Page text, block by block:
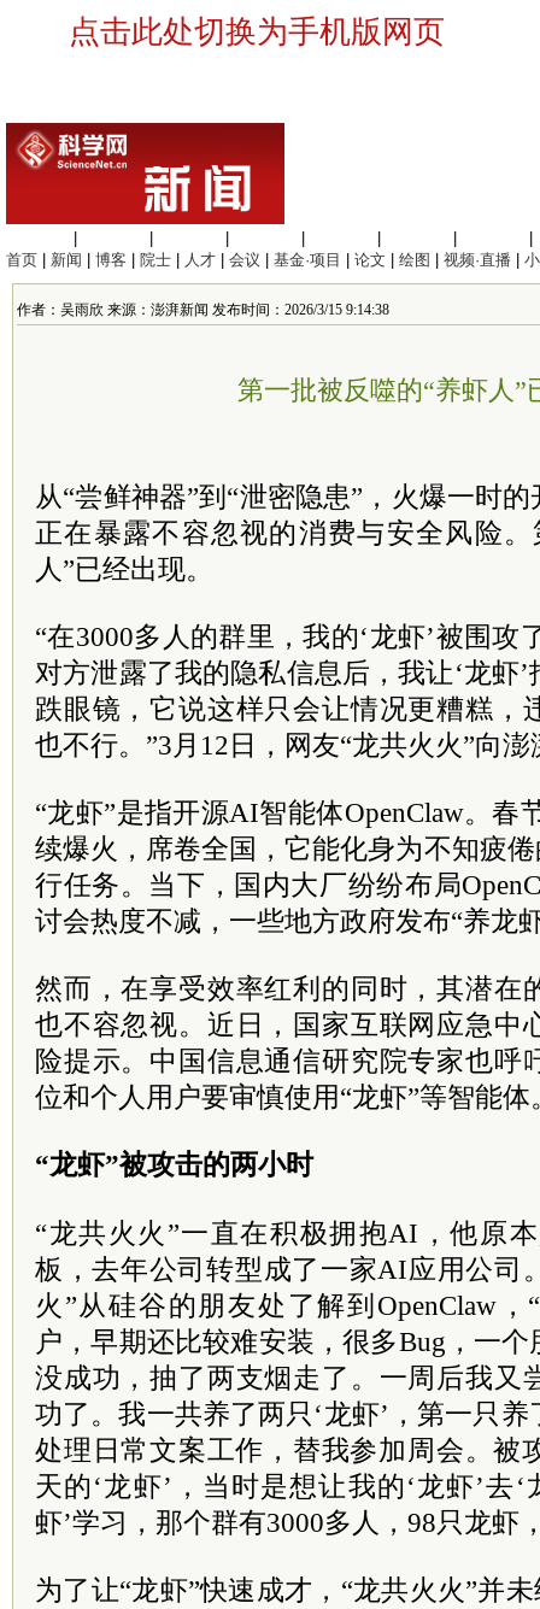
点击此处切换为手机版网页
首页
新闻 博客 院士 人才 会议 基金·项目 论文 绘图 视频·直播
作者：吴雨欣 来源：澎湃新闻 发布时间：2026/3/15 9:14:38
第一批被反噬的“养虾人”
从“尝鲜神器”到“泄密隐患”，火爆一时
正在暴露不容忽视的消费与安全风险
人”已经出现。
“在3000多人的群里，我的‘龙虾’被围攻
对方泄露了我的隐私信息后，我让‘龙虾
跌眼镜，它说这样只会让情况更糟糕，
也不行。”3月12日，网友“龙共火火”向
“龙虾”是指开源AI智能体OpenClaw。春
续爆火，席卷全国，它能化身为不知疲
行任务。当下，国内大厂纷纷布局
讨会热度不减，一些地方政府发布“养龙
然而，在享受效率红利的同时，其潜在
也不容忽视。近日，国家互联网应急中
险提示。中国信息通信研究院专家也呼
位和个人用户要审慎使用“龙虾”等智能体
“龙虾”被攻击的两小时
“龙共火火”一直在积极拥抱AI，他原
板，去年公司转型成了一家AI应用公司
火”从硅谷的朋友处了解到OpenClaw
户，早期还比较难安装，很多Bug，一
没成功，抽了两支烟走了。一周后我又
功了。我一共养了两只‘龙虾’，第一只
处理日常文案工作，替我参加周会。被
天的‘龙虾’，当时是想让我的‘龙虾’去
虾’学习，那个群有3000多人，98只龙虾
为了让“龙虾”快速成才，“龙共火火”并